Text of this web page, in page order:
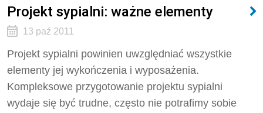
Projekt sypialni: ważne elementy
13 paź 2011
Projekt sypialni powinien uwzględniać wszystkie
elementy jej wykończenia i wyposażenia.
Kompleksowe przygotowanie projektu sypialni
wydaje się być trudne, często nie potrafimy sobie